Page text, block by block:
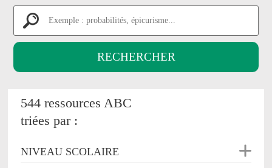
544 ressources ABC
triées par :
NIVEAU SCOLAIRE